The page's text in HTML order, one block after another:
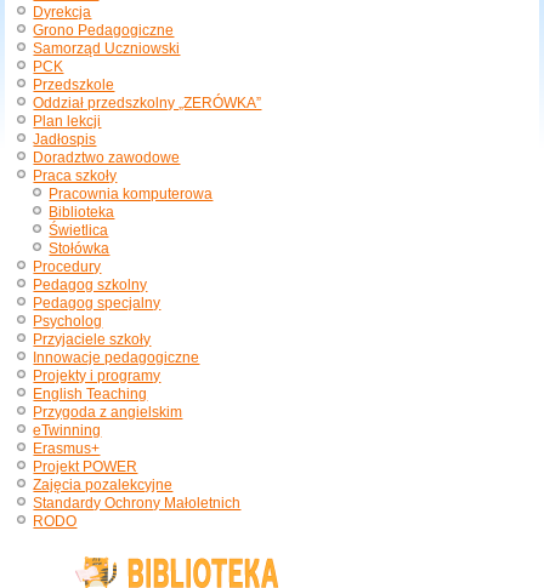
Dyrekcja
Grono Pedagogiczne
Samorząd Uczniowski
PCK
Przedszkole
Oddział przedszkolny „ZERÓWKA”
Plan lekcji
Jadłospis
Doradztwo zawodowe
Praca szkoły
Pracownia komputerowa
Biblioteka
Świetlica
Stołówka
Procedury
Pedagog szkolny
Pedagog specjalny
Psycholog
Przyjaciele szkoły
Innowacje pedagogiczne
Projekty i programy
English Teaching
Przygoda z angielskim
eTwinning
Erasmus+
Projekt POWER
Zajęcia pozalekcyjne
Standardy Ochrony Małoletnich
RODO